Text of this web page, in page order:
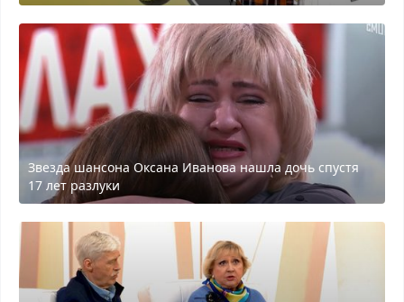
Звезда шансона Оксана Иванова нашла дочь спустя
17 лет разлуки